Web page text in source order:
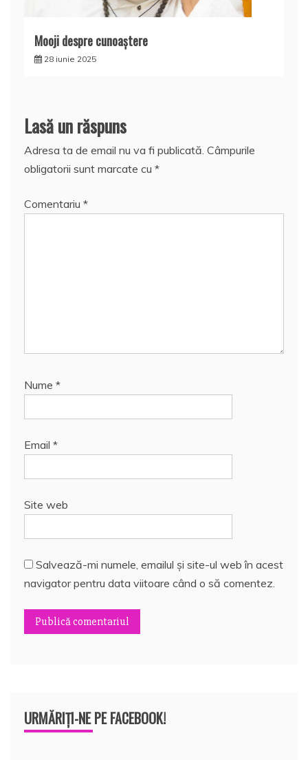
Mooji despre cunoaştere
28 iunie 2025
Lasă un răspuns
Adresa ta de email nu va fi publicată. Câmpurile
obligatorii sunt marcate cu *
Comentariu *
Nume *
Email *
Site web
Salvează-mi numele, emailul și site-ul web în acest
navigator pentru data viitoare când o să comentez.
URMĂRIȚI-NE PE FACEBOOK!